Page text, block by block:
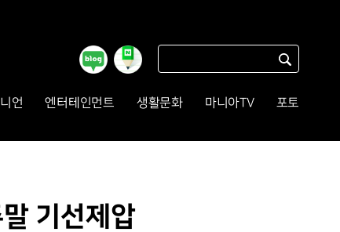
언 엔터테인먼트 생활문화 마니아TV 포토
기선제압